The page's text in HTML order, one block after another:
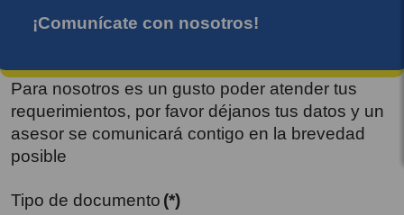
¡Comunícate con nosotros!
Para nosotros es un gusto poder atender tus
requerimientos, por favor déjanos tus datos y un
asesor se comunicará contigo en la brevedad
posible
Tipo de documento (*)